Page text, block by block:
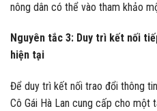
nông dân có thể vào tham khảo
Nguyên tắc 3: Duy trì kết nối
hiện tại
Để duy trì kết nối trao đổi thông
Cô Gái Hà Lan cung cấp cho một